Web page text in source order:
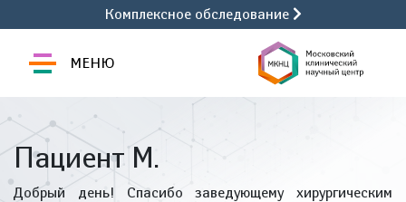
Комплексное обследование
МЕНЮ
Пациент М.
Добрый день! Спасибо заведующему хирургическим